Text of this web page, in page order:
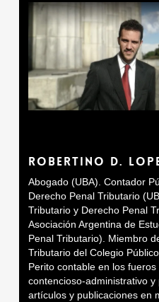
ROBERTINO D.
Abogado (UBA). Contador
Derecho Penal Tributario
Tributario y Derecho Penal
Asociación Argentina de
Penal Tributario). Miembro
Tributario del Colegio
Perito contable en los fueros
contencioso-administrativo
artículos y publicaciones en